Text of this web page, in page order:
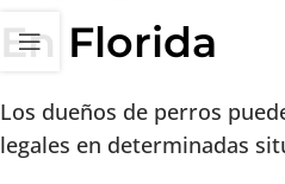
En Florida
Los dueños de perros
legales en determinadas